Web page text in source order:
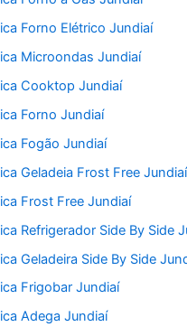
Forno Elétrico Jundiaí
Microondas Jundiaí
Cooktop Jundiaí
Forno Jundiaí
Fogão Jundiaí
Geladeia Frost Free Jundiaí
Frost Free Jundiaí
Refrigerador Side By Side
Geladeira Side By Side
Frigobar Jundiaí
Adega Jundiaí